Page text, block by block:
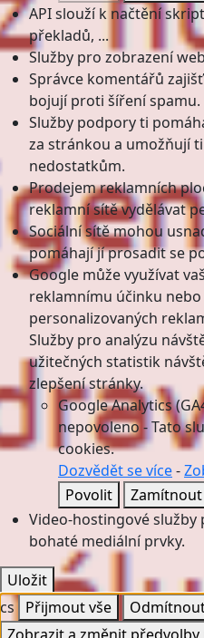
API slouží k načtění
překladů, ...
Služby pro zobrazení
Správce komentářů
bojují proti šíření spamu.
Služby podpory ti
za stránkou a umožňují
nedostatkům.
Prodejem reklamních
reklamní sítě vydělávat
Sociální sítě mohou
pomáhají jí prosadit se
Google může využívat
reklamnímu účinku
personalizovaných
Služby pro analýzu
užitečných statistik
zlepšení stránky.
Google Analytics
nepovoleno-Tato
cookies.
Dozvědět se více-
Povolit
Zamítnout
Video-hostingové
bohaté mediální prvky.
Uložit
cs Přijmout vše